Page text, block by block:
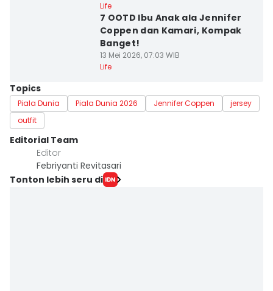
Life
7 OOTD Ibu Anak ala Jennifer
Coppen dan Kamari, Kompak
Banget!
13 Mei 2026, 07:03 WIB
Life
Topics
Piala Dunia Piala Dunia 2026 Jennifer Coppen
jersey
outfit
Editorial Team
Editor
Febriyanti Revitasari
Tonton lebih seru di